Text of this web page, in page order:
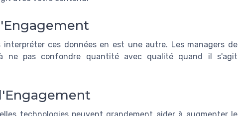
ces données en est une autre. Les managers de
ne pas confondre quantité avec qualité quand il s'agit